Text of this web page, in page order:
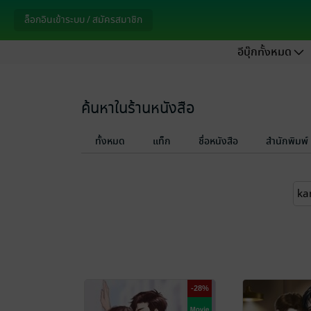
ล็อกอินเข้าระบบ / สมัครสมาชิก
อีบุ๊กทั้งหมด
ค้นหาในร้านหนังสือ
ทั้งหมด แท็ก ชื่อหนังสือ สำนักพิมพ์
-28%